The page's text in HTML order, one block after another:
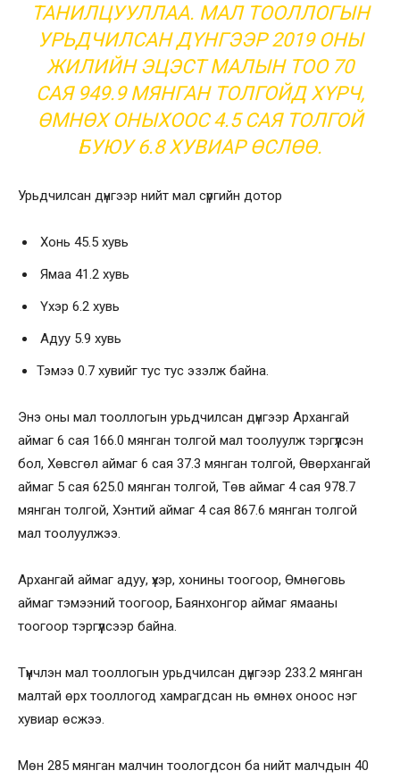
ТАНИЛЦУУЛЛАА. МАЛ ТООЛЛОГЫН
УРЬДЧИЛСАН ДҮНГЭЭР 2019 ОНЫ
ЖИЛИЙН ЭЦЭСТ МАЛЫН ТОО 70
САЯ 949.9 МЯНГАН ТОЛГОЙД ХҮРЧ,
ӨМНӨХ ОНЫХООС 4.5 САЯ ТОЛГОЙ
БУЮУ 6.8 ХУВИАР ӨСЛӨӨ.
Урьдчилсан дүнгээр нийт мал сүргийн дотор
Хонь 45.5 хувь
Ямаа 41.2 хувь
Үхэр 6.2 хувь
Адуу 5.9 хувь
Тэмээ 0.7 хувийг тус тус эзэлж байна.
Энэ оны мал тооллогын урьдчилсан дүнгээр Архангай
аймаг 6 сая 166.0 мянган толгой мал тоолуулж тэргүүлсэн
бол, Хөвсгөл аймаг 6 сая 37.3 мянган толгой, Өвөрхангай
аймаг 5 сая 625.0 мянган толгой, Төв аймаг 4 сая 978.7
мянган толгой, Хэнтий аймаг 4 сая 867.6 мянган толгой
мал тоолуулжээ.
Архангай аймаг адуу, үхэр, хонины тоогоор, Өмнөговь
аймаг тэмээний тоогоор, Баянхонгор аймаг ямааны
тоогоор тэргүүлсээр байна.
Түүнчлэн мал тооллогын урьдчилсан дүнгээр 233.2 мянган
малтай өрх тооллогод хамрагдсан нь өмнөх оноос нэг
хувиар өсжээ.
Мөн 285 мянган малчин тоологдсон ба нийт малчдын 40